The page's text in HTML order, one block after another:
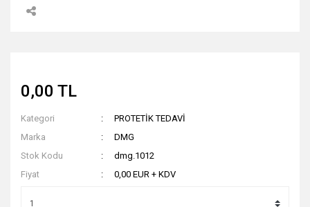
0,00 TL
Kategori
PROTETİK TEDAVİ
Marka
DMG
Stok Kodu
dmg.1012
Fiyat
0,00 EUR + KDV